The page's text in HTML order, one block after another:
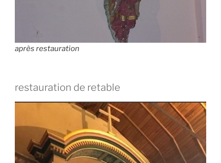
après restauration
restauration de retable